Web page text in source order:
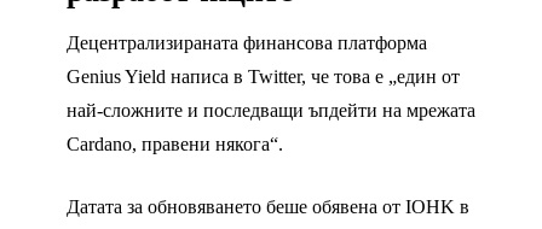
Децентрализираната финансова платформа
Genius Yield написа в Twitter, че това е „един от
най-сложните и последващи ъпдейти на мрежата
Cardano, правени някога“.
Датата за обновяването беше обявена от IOHK в